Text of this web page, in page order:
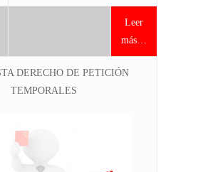
Leer
más…
DERECHO DE PETICIÓN
TEMPORALES